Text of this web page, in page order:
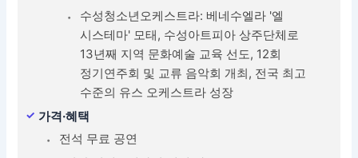
수성청소년오케스트라: 베네수엘라 '엘
시스테마' 모태, 수성아트피아 상주단체로
13년째 지역 문화예술 교육 선도, 12회
정기연주회 및 교류 음악회 개최, 전국 최고
수준의 유스 오케스트라 성장
가격·혜택
전석 무료 공연